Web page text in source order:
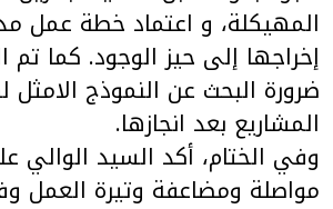
المهيكلة، و اعتماد خطة عمل
إخراجها إلى حيز الوجود. كما تم
ضرورة البحث عن النموذج الامثل
المشاريع بعد انجازها.
وفي الختام، أكد السيد الوالي
مواصلة ومضاعفة وتيرة العمل